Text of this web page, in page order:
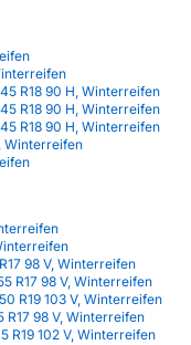
R18 90 H, Winterreifen
R18 90 H, Winterreifen
R18 90 H, Winterreifen
Winterreifen
98 V, Winterreifen
R17 98 V, Winterreifen
R19 103 V, Winterreifen
98 V, Winterreifen
R19 102 V, Winterreifen